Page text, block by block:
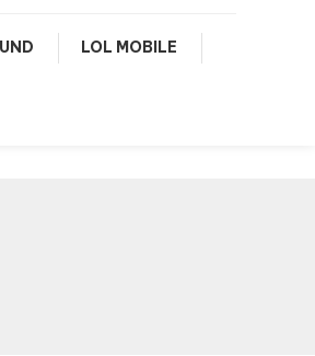
LOL MOBILE